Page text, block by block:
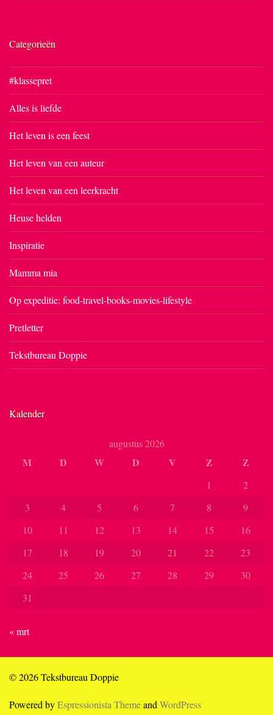
Categorieën
#klassepret
Alles is liefde
Het leven is een feest
Het leven van een auteur
Het leven van een leerkracht
Heuse helden
Inspiratie
Mamma mia
Op expeditie: food-travel-books-movies-lifestyle
Pretletter
Tekstbureau Doppie
Kalender
augustus 2026
M D W D V Z Z
1
2
3
4 5 6 7 8
9
10
11 12 13 14 15
16
17
18 19 20 21 22
23
24
25 26 27 28 29
30
31
« mrt
© 2026 Tekstbureau Doppie
Powered byEspressionista ThemeandWordPress